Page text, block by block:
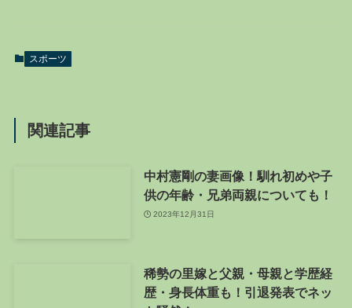
スポーツ
関連記事
中村憲剛の妻画像！馴れ初めや子
供の年齢・兄弟両親についても！
2023年12月31日
稀勢の里嫁と父親・母親と学歴経
歴・身長体重も！引退発表でネッ